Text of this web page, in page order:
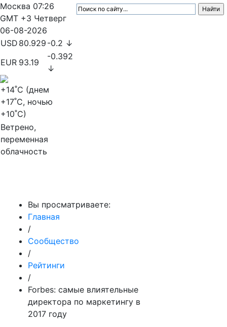
Москва 07:26
GMT +3 Четверг
06-08-2026
USD 80.929 -0.2 ↓
EUR 93.19
-0.392
↓
+14˚C (днем
+17˚C, ночью
+10˚C)
Ветрено,
переменная
облачность
Вы просматриваете:
Главная
/
Сообщество
/
Рейтинги
/
Forbes: самые влиятельные
директора по маркетингу в
2017 году